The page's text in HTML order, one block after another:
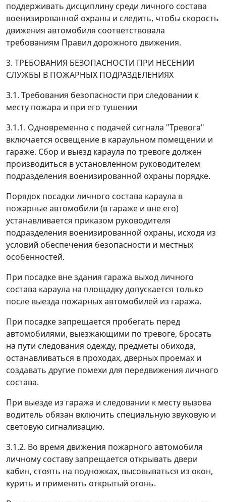
поддерживать дисциплину среди личного состава
военизированной охраны и следить, чтобы скорость
движения автомобиля соответствовала
требованиям Правил дорожного движения.
3. ТРЕБОВАНИЯ БЕЗОПАСНОСТИ ПРИ НЕСЕНИИ
СЛУЖБЫ В ПОЖАРНЫХ ПОДРАЗДЕЛЕНИЯХ
3.1. Требования безопасности при следовании к
месту пожара и при его тушении
3.1.1. Одновременно с подачей сигнала "Тревога"
включается освещение в караульном помещении и
гараже. Сбор и выезд караула по тревоге должен
производиться в установленном руководителем
подразделения военизированной охраны порядке.
Порядок посадки личного состава караула в
пожарные автомобили (в гараже и вне его)
устанавливается приказом руководителя
подразделения военизированной охраны, исходя из
условий обеспечения безопасности и местных
особенностей.
При посадке вне здания гаража выход личного
состава караула на площадку допускается только
после выезда пожарных автомобилей из гаража.
При посадке запрещается пробегать перед
автомобилями, выезжающими по тревоге, бросать
на пути следования одежду, предметы обихода,
останавливаться в проходах, дверных проемах и
создавать другие помехи для передвижения личного
состава.
При выезде из гаража и следовании к месту вызова
водитель обязан включить специальную звуковую и
световую сигнализацию.
3.1.2. Во время движения пожарного автомобиля
личному составу запрещается открывать двери
кабин, стоять на подножках, высовываться из окон,
курить и применять открытый огонь.